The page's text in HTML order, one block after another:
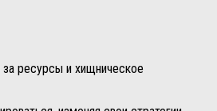
ресурсы и хищническое